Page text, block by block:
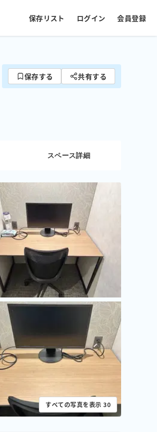
保存リスト ログイン 会員登録
すべての写真を表示30
保存する 共有する
スペース詳細